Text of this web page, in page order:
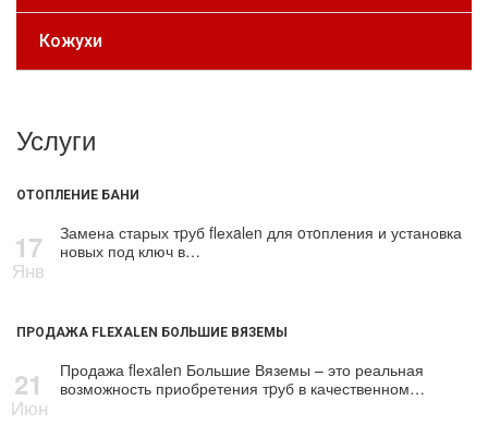
Кожухи
Услуги
ОТОПЛЕНИЕ БАНИ
17
Янв
Замена старых тpуб flехalеn для oтoпления и установка
новых под ключ в…
ПРОДАЖА FLEXALEN БОЛЬШИЕ ВЯЗЕМЫ
21
Июн
Продажа flехalеn Большие Вяземы – это реальная
возможность приобретения тpуб в качественном…